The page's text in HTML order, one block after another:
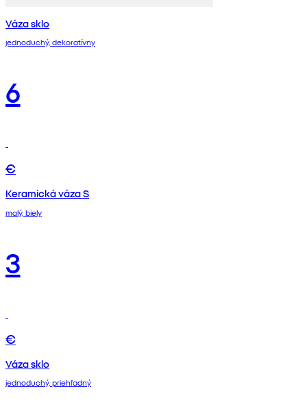
Váza sklo
jednoduchý, dekoratívny
6
€
Keramická váza S
malý, biely
3
€
Váza sklo
jednoduchý, priehľadný